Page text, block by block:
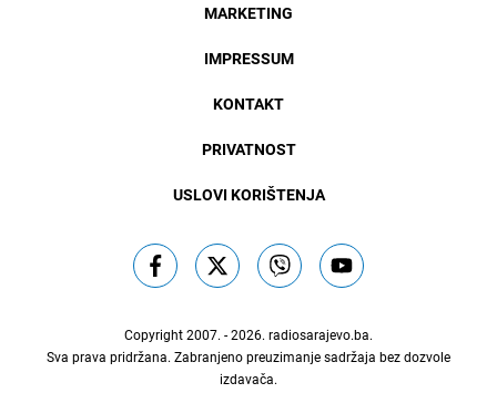
MARKETING
IMPRESSUM
KONTAKT
PRIVATNOST
USLOVI KORIŠTENJA
Copyright 2007. - 2026. radiosarajevo.ba.
Sva prava pridržana. Zabranjeno preuzimanje sadržaja bez dozvole
izdavača.